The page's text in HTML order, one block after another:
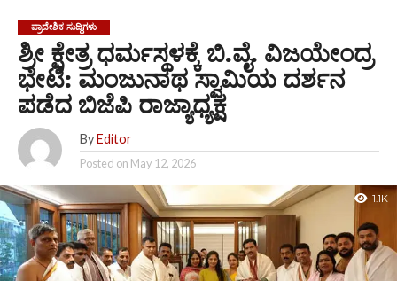
ಪ್ರಾದೇಶಿಕ ಸುದ್ದಿಗಳು
ಶ್ರೀ ಕ್ಷೇತ್ರ ಧರ್ಮಸ್ಥಳಕ್ಕೆ ಬಿ.ವೈ. ವಿಜಯೇಂದ್ರ
ಭೇಟಿ: ಮಂಜುನಾಥ ಸ್ವಾಮಿಯ ದರ್ಶನ
ಪಡೆದ ಬಿಜೆಪಿ ರಾಜ್ಯಾಧ್ಯಕ್ಷ
By Editor
Posted on May 12, 2026
1.1K